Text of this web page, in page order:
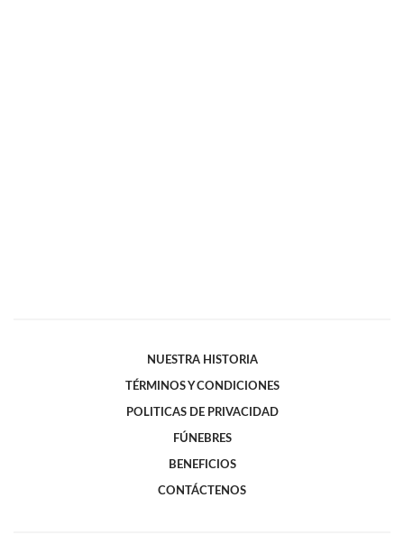
NUESTRA HISTORIA
TÉRMINOS Y CONDICIONES
POLITICAS DE PRIVACIDAD
FÚNEBRES
BENEFICIOS
CONTÁCTENOS